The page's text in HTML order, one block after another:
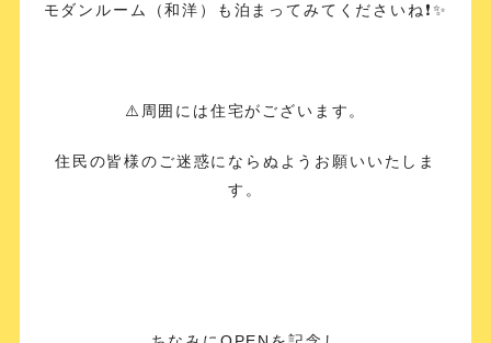
モダンルーム（和洋）も泊まってみてくださいね❗️✨
⚠️周囲には住宅がございます。
住民の皆様のご迷惑にならぬようお願いいたしま
す。